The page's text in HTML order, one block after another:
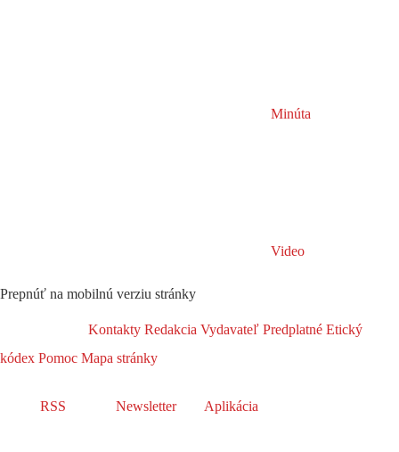
Minúta
Video
Prepnúť na mobilnú verziu stránky
Kontakty Redakcia Vydavateľ Predplatné Etický
kódex Pomoc Mapa stránky
RSS Newsletter Aplikácia